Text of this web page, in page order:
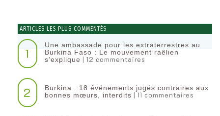
ARTICLES LES PLUS COMMENTÉS
1
Une ambassade pour les extraterrestres au
Burkina Faso : Le mouvement raëlien
s’explique
| 12 commentaires
2
Burkina : 18 événements jugés contraires aux
bonnes mœurs, interdits | 11 commentaires